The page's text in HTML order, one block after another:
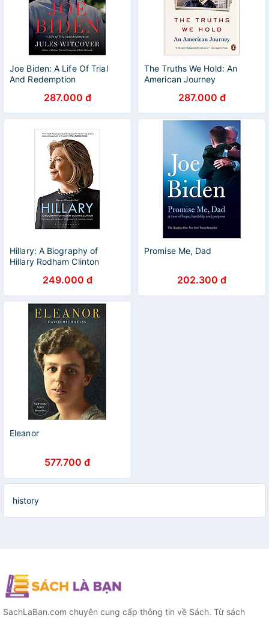
Joe Biden: A Life Of Trial
And Redemption
287.000 đ
The Truths We Hold: An
American Journey
287.000 đ
Hillary: A Biography of
Hillary Rodham Clinton
249.000 đ
Promise Me, Dad
202.300 đ
Eleanor
577.700 đ
history
SachLaBan.com chuyên cung cấp thông tin về Sách. Từ sách